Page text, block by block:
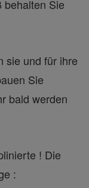
behalten Sie
sie und für ihre
Sie
bald werden
! Die
: